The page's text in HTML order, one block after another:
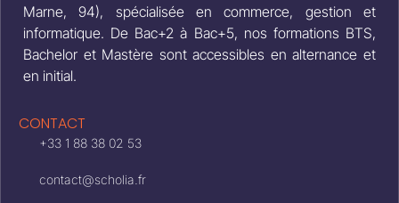
Marne, 94), spécialisée en commerce, gestion et
informatique. De Bac+2 à Bac+5, nos formations BTS,
Bachelor et Mastère sont accessibles en alternance et
en initial.
CONTACT
+33 1 88 38 02 53
contact@scholia.fr